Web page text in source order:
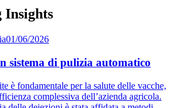
01/06/2026
sistema di pulizia automatico
è fondamentale per la salute delle vacche,
complessiva dell’azienda agricola.